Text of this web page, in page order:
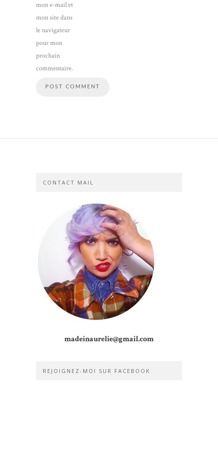
mon e-mail et
mon site dans
le navigateur
pour mon
prochain
commentaire.
CONTACT MAIL
madeinaurelie@gmail.com
REJOIGNEZ-MOI SUR FACEBOOK